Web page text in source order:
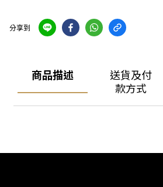
分享到
商品描述
送貨及付
款方式